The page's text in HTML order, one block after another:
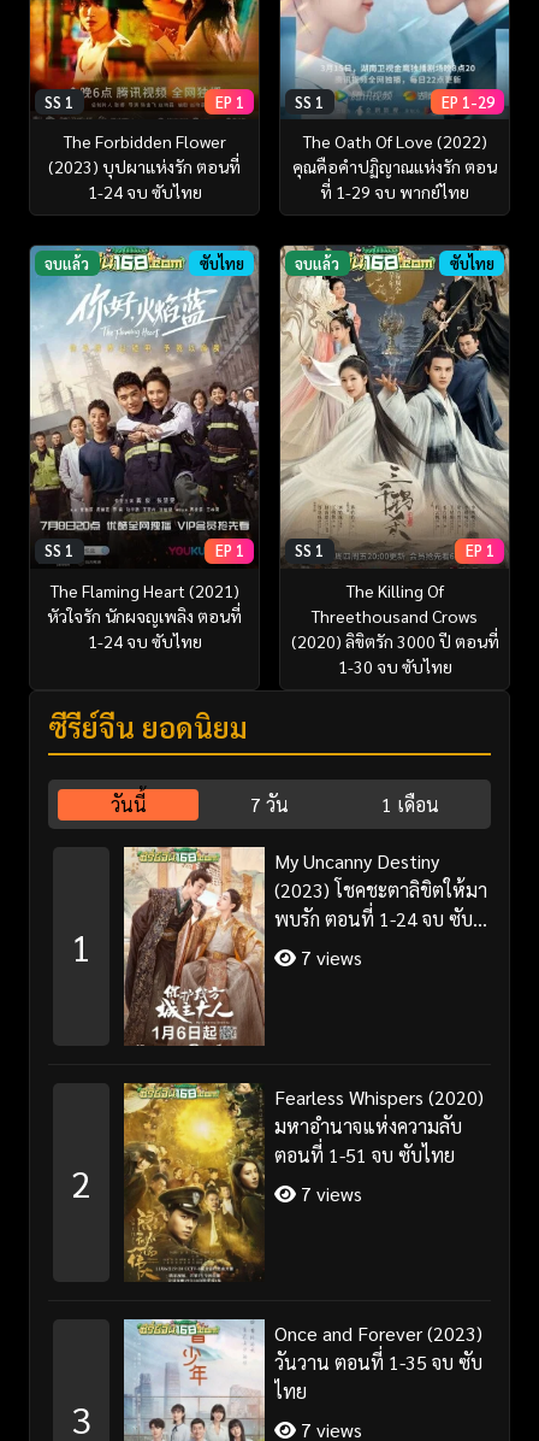
SS 1 EP 1
The Forbidden Flower
(2023) บุปผาแห่งรัก ตอนที่
1-24 จบ ซับไทย
SS 1 EP 1-29
The Oath Of Love (2022)
คุณคือคำปฏิญาณแห่งรัก ตอน
ที่ 1-29 จบ พากย์ไทย
จบแล้ว ซับไทย
SS 1 EP 1
The Flaming Heart (2021)
หัวใจรัก นักผจญเพลิง ตอนที่
1-24 จบ ซับไทย
จบแล้ว ซับไทย
SS 1 EP 1
The Killing Of
Threethousand Crows
(2020) ลิขิตรัก 3000 ปี ตอนที่
1-30 จบ ซับไทย
ซีรี่ย์จีน ยอดนิยม
วันนี้ 7 วัน 1 เดือน
1
My Uncanny Destiny
(2023) โชคชะตาลิขิตให้มา
พบรัก ตอนที่ 1-24 จบ ซับ
ไทย/พากย์ไทย
7 views
2
Fearless Whispers (2020)
มหาอำนาจแห่งความลับ
ตอนที่ 1-51 จบ ซับไทย
7 views
3
Once and Forever (2023)
วันวาน ตอนที่ 1-35 จบ ซับ
ไทย
7 views